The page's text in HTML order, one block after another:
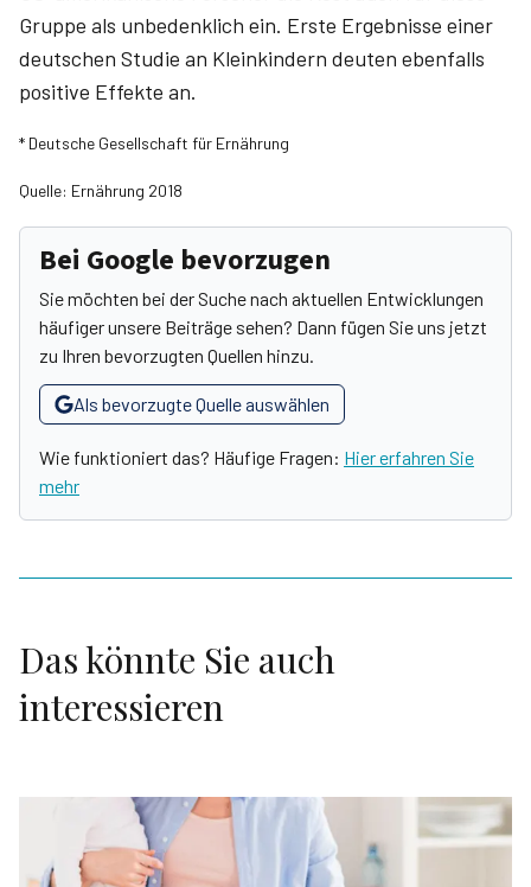
Gruppe als unbedenklich ein. Erste Ergebnisse einer
deutschen Studie an Kleinkindern deuten ebenfalls
positive Effekte an.
* Deutsche Gesellschaft für Ernährung
Quelle: Ernährung 2018
Bei Google bevorzugen
Sie möchten bei der Suche nach aktuellen Entwicklungen
häufiger unsere Beiträge sehen? Dann fügen Sie uns jetzt
zu Ihren bevorzugten Quellen hinzu.
Als bevorzugte Quelle auswählen
Wie funktioniert das? Häufige Fragen: Hier erfahren Sie
mehr
Das könnte Sie auch
interessieren